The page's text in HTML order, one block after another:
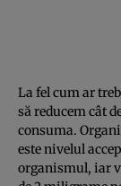
La fel cum ar
să reducem cât
consuma.
este nivelul
organismul, iar